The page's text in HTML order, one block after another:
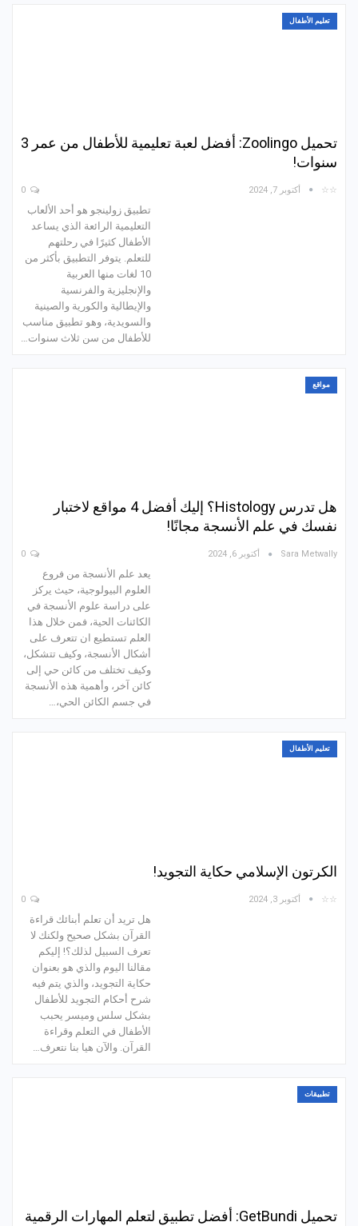
تعليم الأطفال
تحميل Zoolingo: أفضل لعبة تعليمية للأطفال من عمر 3
سنوات!
☆☆ أكتوبر 7, 2024
تطبيق زولينجو هو أحد الألعاب
التعليمية الرائعة الذي يساعد
الأطفال كثيرًا في رحلتهم
للتعلم. يتوفر التطبيق بأكثر من
10 لغات منها العربية
والإنجليزية والفرنسية
والإيطالية والكورية والصينية
والسويدية، وهو تطبيق مناسب
للأطفال من سن ثلاث سنوات…
مواقع
هل تدرس Histology؟ إليك أفضل 4 مواقع لاختبار
نفسك في علم الأنسجة مجانًا!
Sara Metwally أكتوبر 6, 2024
يعد علم الأنسجة من فروع
العلوم البيولوجية، حيث يركز
على دراسة علوم الأنسجة في
الكائنات الحية، فمن خلال هذا
العلم تستطيع ان تتعرف على
أشكال الأنسجة، وكيف تتشكل،
وكيف تختلف من كائن حي إلى
كائن آخر، وأهمية هذه الأنسجة
في جسم الكائن الحي،…
تعليم الأطفال
الكرتون الإسلامي حكاية التجويد!
☆☆ أكتوبر 3, 2024
هل تريد أن تعلم أبنائك قراءة
القرآن بشكل صحيح ولكنك لا
تعرف السبيل لذلك؟! إليكم
مقالنا اليوم والذي هو بعنوان
حكاية التجويد، والذي يتم فيه
شرح أحكام التجويد للأطفال
بشكل سلس وميسر يحبب
الأطفال في التعلم وقراءة
القرآن. والآن هيا بنا نتعرف…
تطبيقات
تحميل GetBundi: أفضل تطبيق لتعلم المهارات الرقمية